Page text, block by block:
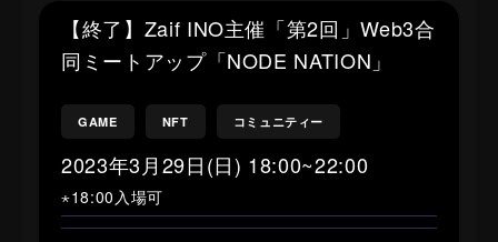
【終了】Zaif INO主催「第2回」Web3合
同ミートアップ「NODE NATION」
GAME NFT コミュニティー
2023年3月29日(日) 18:00~22:00
⋆18:00入場可